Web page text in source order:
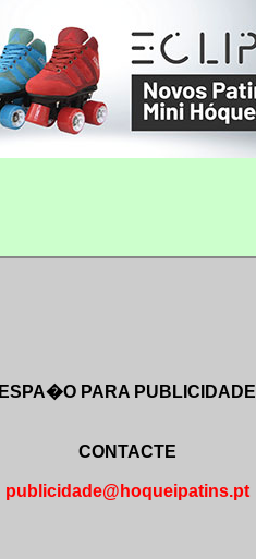
ESPA�O PARA PUBLICIDADE
CONTACTE
publicidade@hoqueipatins.pt